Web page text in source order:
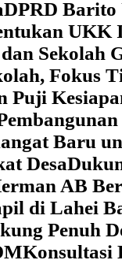
DPRD Barito
Sekolah
Fokus
Puji
Baru
Desa
AB
di Lahei
Penuh
Konsultasi